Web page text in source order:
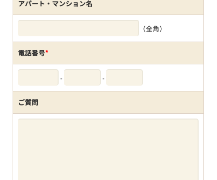
アパート・マンション名
（全角）
電話番号*
- -
ご質問